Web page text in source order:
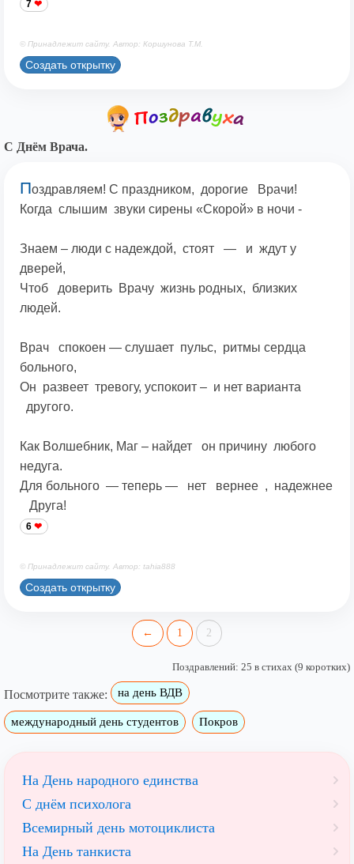
7
© Принадлежит сайту. Автор: Коршунова Т.М.
Создать открытку
С Днём Врача.
Поздравляем! С праздником, дорогие Врачи!
Когда слышим звуки сирены «Скорой» в ночи -
Знаем – люди с надеждой, стоят — и ждут у
дверей,
Чтоб доверить Врачу жизнь родных, близких
людей.
Врач спокоен — слушает пульс, ритмы сердца
больного,
Он развеет тревогу, успокоит – и нет варианта
другого.
Как Волшебник, Маг – найдет он причину любого
недуга.
Для больного — теперь — нет вернее , надежнее
Друга!
6
© Принадлежит сайту. Автор: tahia888
Создать открытку
← 1 2
Поздравлений: 25 в стихах (9 коротких)
Посмотрите также: на день ВДВ
международный день студентов Покров
На День народного единства
С днём психолога
Всемирный день мотоциклиста
На День танкиста